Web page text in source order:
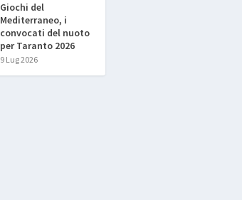
Giochi del
Mediterraneo, i
convocati del nuoto
per Taranto 2026
9 Lug 2026